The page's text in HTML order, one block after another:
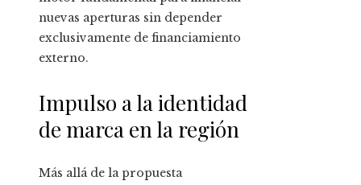
nuevas aperturas sin depender
exclusivamente de financiamiento
externo.
Impulso a la identidad
de marca en la región
Más allá de la propuesta